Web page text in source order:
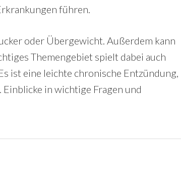
führen.
oder Übergewicht. Außerdem kann
Themengebiet spielt dabei auch
ist eine leichte chronische Entzündung,
in wichtige Fragen und